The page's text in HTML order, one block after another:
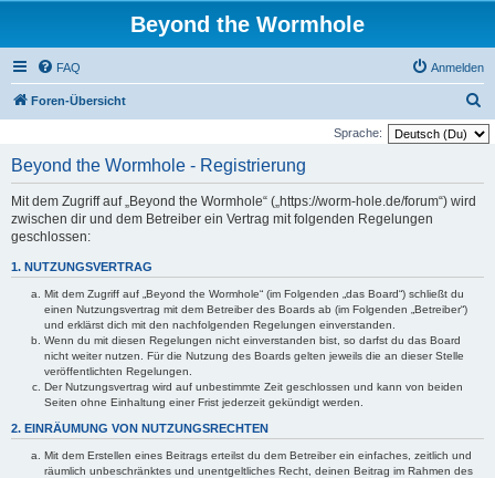
Beyond the Wormhole
FAQ Anmelden
Foren-Übersicht
u
Sprache:
Beyond the Wormhole - Registrierung
Mit dem Zugriff auf „Beyond the Wormhole“ („https://worm-hole.de/forum“) wird
zwischen dir und dem Betreiber ein Vertrag mit folgenden Regelungen
geschlossen:
1. NUTZUNGSVERTRAG
Mit dem Zugriff auf „Beyond the Wormhole“ (im Folgenden „das Board“) schließt du
einen Nutzungsvertrag mit dem Betreiber des Boards ab (im Folgenden „Betreiber“)
und erklärst dich mit den nachfolgenden Regelungen einverstanden.
Wenn du mit diesen Regelungen nicht einverstanden bist, so darfst du das Board
nicht weiter nutzen. Für die Nutzung des Boards gelten jeweils die an dieser Stelle
veröffentlichten Regelungen.
Der Nutzungsvertrag wird auf unbestimmte Zeit geschlossen und kann von beiden
Seiten ohne Einhaltung einer Frist jederzeit gekündigt werden.
2. EINRÄUMUNG VON NUTZUNGSRECHTEN
Mit dem Erstellen eines Beitrags erteilst du dem Betreiber ein einfaches, zeitlich und
räumlich unbeschränktes und unentgeltliches Recht, deinen Beitrag im Rahmen des